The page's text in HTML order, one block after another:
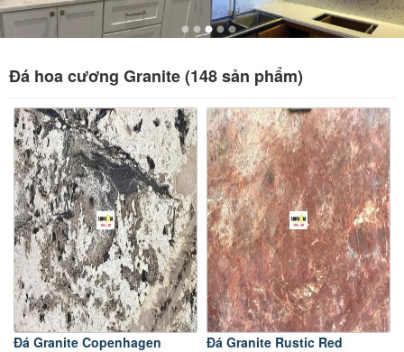
Đá hoa cương Granite (148 sản phẩm)
Đá Granite Copenhagen Đá Granite Rustic Red